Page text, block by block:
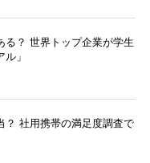
る？ 世界トップ企業が学生
」
？ 社用携帯の満足度調査で